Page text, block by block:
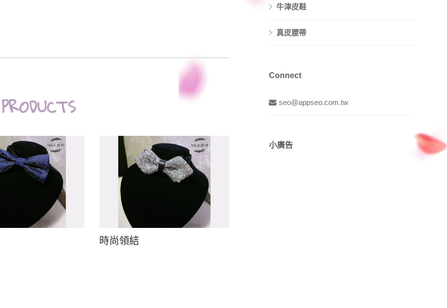
時尚領結
牛津皮鞋
真皮腰帶
Connect
seo@appseo.com.tw
小廣告